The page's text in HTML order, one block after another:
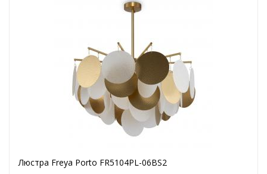
Люстра Freya Porto FR5104PL-06BS2